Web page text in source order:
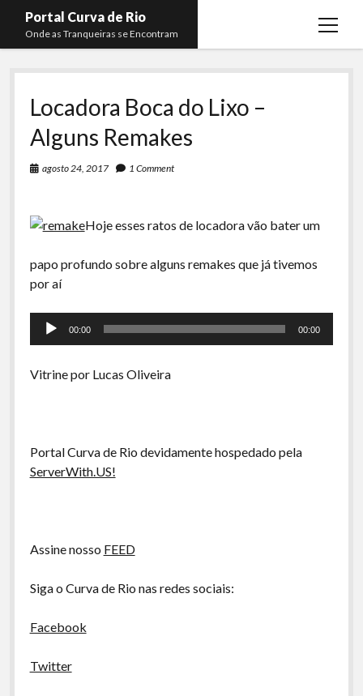
Portal Curva de Rio
Onde as Tranqueiras se Encontram
open
Podcasts open
Curva de Rio
Curva Belas Artes
Curva Classics
La Siesta Podcast
Rachão na Beira do RIo
Arquivo CDR
A Ripa É a Lei
Membros open
Almir Ribeiro
Felype Silva
Kaique Xavier
Rafael Almeida
twitterfacebookinstagramyoutube
rss email
Locadora Boca do Lixo –
Alguns Remakes
agosto 24, 2017 1 Comment
Hoje esses ratos de locadora vão bater um
papo profundo sobre alguns remakes que já tivemos
por aí
Tocador
00:00 00:00
Vitrine por Lucas Oliveira
Portal Curva de Rio devidamente hospedado pela
ServerWith.US!
Assine nosso FEED
Siga o Curva de Rio nas redes sociais:
Facebook
Twitter